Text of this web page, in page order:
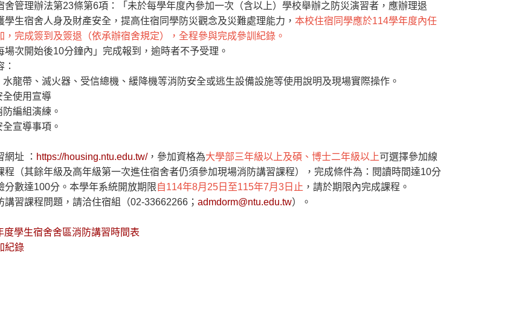
舍管理辦法第23條第6項：「未於每學年度內參加一次（含以上）學校舉辦之防災演習者，應辦理退
學生宿舍人身及財產安全，提高住宿同學防災觀念及災難處理能力， 本校住宿同學應於114學年度內任
，完成簽到及簽退（依承辦宿舍規定），全程參與完成參訓紀錄。
場次開始後10分鐘內」完成報到，逾時者不予受理。
水龍帶、滅火器、受信總機、緩降機等消防安全或逃生設備設施等使用說明及現場實際操作。
全使用宣導
編組演練。
宣導事項。
址 ： https://housing.ntu.edu.tw/，參加資格為大學部三年級以上及碩、博士二年級以上可選擇參加線
程（其餘年級及高年級第一次進住宿舍者仍須參加現場消防講習課程），完成條件為：閱讀時間達10分
分數達100分。本學年系統開放期限自114年8月25日至115年7月3日止 ，請於期限內完成課程。
講習課程問題，請洽住宿組（02-33662266； admdorm@ntu.edu.tw）。
度學生宿舍舍區消防講習時間表
紀錄